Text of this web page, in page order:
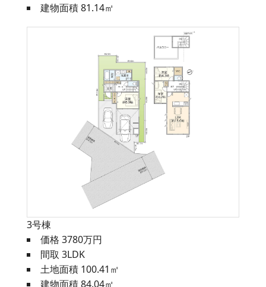
建物面積 81.14㎡
3号棟
価格 3780万円
間取 3LDK
土地面積 100.41㎡
建物面積 84.04㎡